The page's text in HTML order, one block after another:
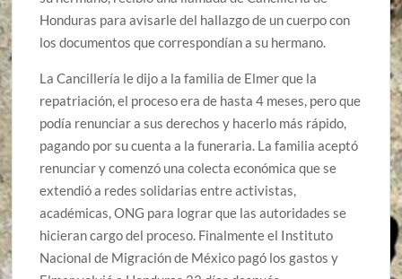
Honduras para avisarle del hallazgo de un cuerpo con
los documentos que correspondían a su hermano.
La Cancillería le dijo a la familia de Elmer que la
repatriación, el proceso era de hasta 4 meses, pero que
podía renunciar a sus derechos y hacerlo más rápido,
pagando por su cuenta a la funeraria. La familia aceptó
renunciar y comenzó una colecta económica que se
extendió a redes solidarias entre activistas,
académicas, ONG para lograr que las autoridades se
hicieran cargo del proceso. Finalmente el Instituto
Nacional de Migración de México pagó los gastos y